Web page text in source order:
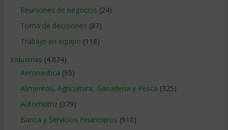
Reuniones de negocios (24)
Toma de decisiones (87)
Trabajo en equipo (118)
Industrias (4.874)
Aeronautica (95)
Alimentos, Agricultura, Ganaderia y Pesca (325)
Automotriz(379)
Banca y Servicios Financieros (910)